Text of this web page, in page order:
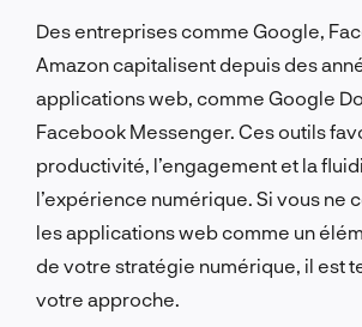
Des entreprises comme Google,
Amazon capitalisent depuis des
applications web, comme Google
Facebook Messenger. Ces outils
productivité, l’engagement et la
l’expérience numérique. Si vous ne
les applications web comme un
de votre stratégie numérique, il est
votre approche.